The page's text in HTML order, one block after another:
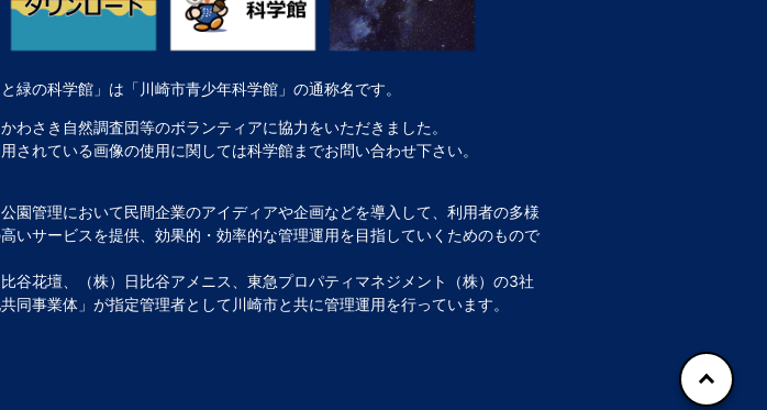
緑の科学館」は「川崎市青少年科学館」の通称名です。
わさき自然調査団等のボランティアに協力をいただきました。
されている画像の使用に関しては科学館までお問い合わせ下さい。
園管理において民間企業のアイディアや企画などを導入して、利用者の多様
いサービスを提供、効果的・効率的な管理運用を目指していくためのもので
谷花壇、（株）日比谷アメニス、東急プロパティマネジメント（株）の3社
同事業体」が指定管理者として川崎市と共に管理運用を行っています。